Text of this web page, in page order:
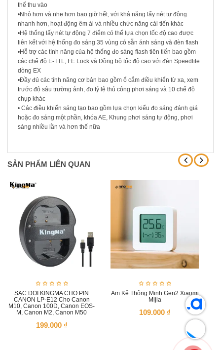
thể thu vào
•Nhỏ hơn và nhẹ hơn bao giờ hết, với khả năng lấy nét tự động
nhanh hơn, hoạt động êm ái và nhiều chức năng cải tiến khác
•Hệ thống lấy nét tự động 7 điểm có thể lựa chọn tốc độ cao được
liên kết với hệ thống đo sáng 35 vùng có sẵn ánh sáng và đèn flash
•Hỗ trợ các tính năng của hệ thống đo sáng flash tiên tiến bao gồm
các chế độ E-TTL, FE Lock và Đồng bộ tốc độ cao với đèn Speedlite
dòng EX
•Đầy đủ các tính năng cơ bản bao gồm ổ cắm điều khiển từ xa, xem
trước độ sâu trường ảnh, đo tỷ lệ thủ công phơi sáng và 10 chế độ
chụp khác
• Các điều khiển sáng tạo bao gồm lựa chọn kiểu đo sáng đánh giá
hoặc đo sáng một phần, khóa AE, Khung phơi sáng tự động, phơi
sáng nhiều lần và hơn thế nữa
SẢN PHẨM LIÊN QUAN
SẠC ĐÔI KINGMA CHO PIN
CANON LP-E12 Cho Canon
M10, Canon 100D, Canon EOS-
M, Canon M2, Canon M50
199.000 ₫
Ẩm Kế Thông Minh Gen2 Xiaomi
Mijia
109.000 ₫